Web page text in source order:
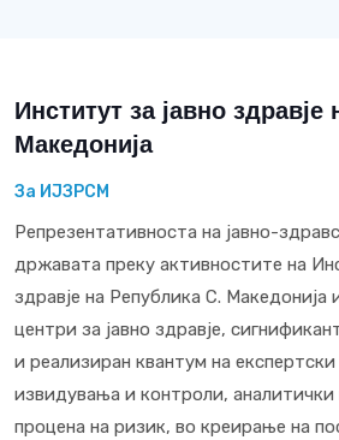
Институт за јавно
Македонија
За ИЈЗРСМ
Репрезентативноста на јавно-
државата преку активностите на
здравје на Република С. Македонија
центри за јавно здравје,
и реализиран квантум на
извидувања и контроли,
процена на ризик, во креирање на